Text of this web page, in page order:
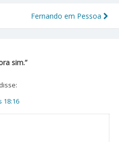
Fernando em Pessoa
sim.”
disse:
18:16